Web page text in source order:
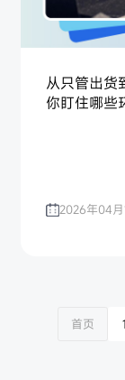
从只管出货
你盯住哪些
2026年04月
首页 1